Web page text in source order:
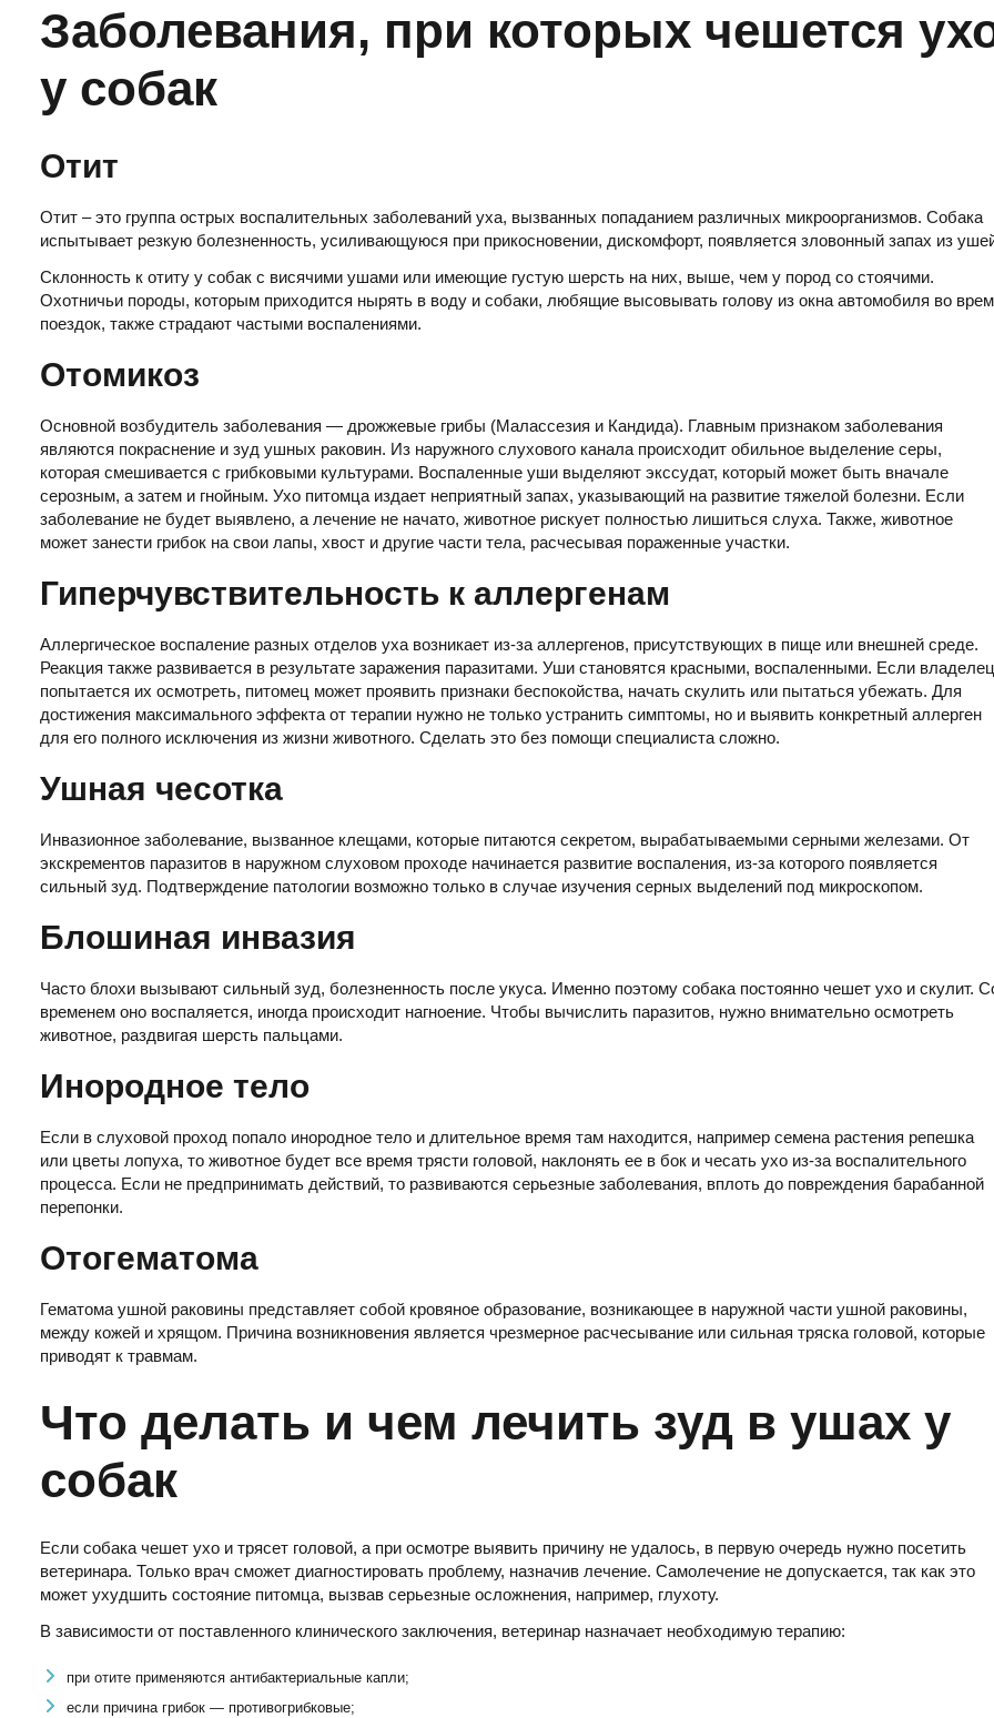
Заболевания, при которых чешется
у собак
Отит
Отит – это группа острых воспалительных заболеваний уха, вызванных попаданием различных микроорганизмов. Собака
испытывает резкую болезненность, усиливающуюся при прикосновении, дискомфорт, появляется зловонный запах из
Склонность к отиту у собак с висячими ушами или имеющие густую шерсть на них, выше, чем у пород со стоячими.
Охотничьи породы, которым приходится нырять в воду и собаки, любящие высовывать голову из окна автомобиля во
поездок, также страдают частыми воспалениями.
Отомикоз
Основной возбудитель заболевания — дрожжевые грибы (Малассезия и Кандида). Главным признаком заболевания
являются покраснение и зуд ушных раковин. Из наружного слухового канала происходит обильное выделение серы,
которая смешивается с грибковыми культурами. Воспаленные уши выделяют экссудат, который может быть вначале
серозным, а затем и гнойным. Ухо питомца издает неприятный запах, указывающий на развитие тяжелой болезни. Если
заболевание не будет выявлено, а лечение не начато, животное рискует полностью лишиться слуха. Также, животное
может занести грибок на свои лапы, хвост и другие части тела, расчесывая пораженные участки.
Гиперчувствительность к аллергенам
Аллергическое воспаление разных отделов уха возникает из-за аллергенов, присутствующих в пище или внешней среде.
Реакция также развивается в результате заражения паразитами. Уши становятся красными, воспаленными. Если владелец
попытается их осмотреть, питомец может проявить признаки беспокойства, начать скулить или пытаться убежать. Для
достижения максимального эффекта от терапии нужно не только устранить симптомы, но и выявить конкретный аллерген
для его полного исключения из жизни животного. Сделать это без помощи специалиста сложно.
Ушная чесотка
Инвазионное заболевание, вызванное клещами, которые питаются секретом, вырабатываемыми серными железами. От
экскрементов паразитов в наружном слуховом проходе начинается развитие воспаления, из-за которого появляется
сильный зуд. Подтверждение патологии возможно только в случае изучения серных выделений под микроскопом.
Блошиная инвазия
Часто блохи вызывают сильный зуд, болезненность после укуса. Именно поэтому собака постоянно чешет ухо и скулит.
временем оно воспаляется, иногда происходит нагноение. Чтобы вычислить паразитов, нужно внимательно осмотреть
животное, раздвигая шерсть пальцами.
Инородное тело
Если в слуховой проход попало инородное тело и длительное время там находится, например семена растения репешка
или цветы лопуха, то животное будет все время трясти головой, наклонять ее в бок и чесать ухо из-за воспалительного
процесса. Если не предпринимать действий, то развиваются серьезные заболевания, вплоть до повреждения барабанной
перепонки.
Отогематома
Гематома ушной раковины представляет собой кровяное образование, возникающее в наружной части ушной раковины,
между кожей и хрящом. Причина возникновения является чрезмерное расчесывание или сильная тряска головой, которые
приводят к травмам.
Что делать и чем лечить зуд в ушах у
собак
Если собака чешет ухо и трясет головой, а при осмотре выявить причину не удалось, в первую очередь нужно посетить
ветеринара. Только врач сможет диагностировать проблему, назначив лечение. Самолечение не допускается, так как это
может ухудшить состояние питомца, вызвав серьезные осложнения, например, глухоту.
В зависимости от поставленного клинического заключения, ветеринар назначает необходимую терапию:
при отите применяются антибактериальные капли;
если причина грибок — противогрибковые;